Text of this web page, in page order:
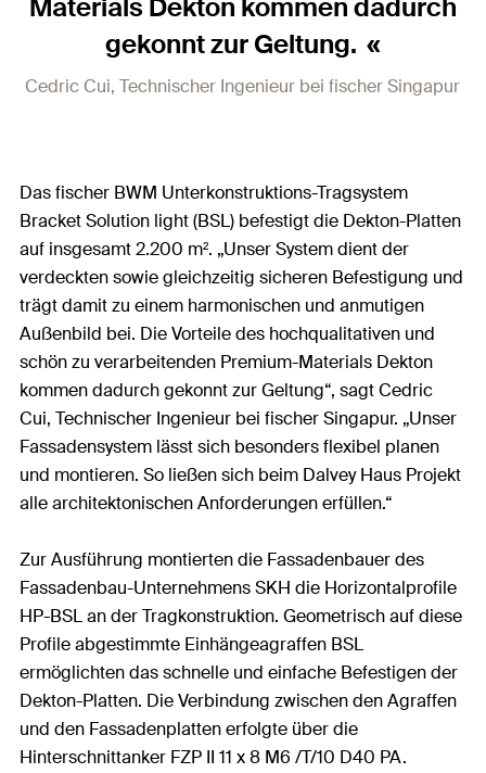
Materials Dekton kommen dadurch
gekonnt zur Geltung.
Cedric Cui, Technischer Ingenieur bei fischer Singapur
Das fischer BWM Unterkonstruktions-Tragsystem
Bracket Solution light (BSL) befestigt die Dekton-Platten
auf insgesamt 2.200 m². „Unser System dient der
verdeckten sowie gleichzeitig sicheren Befestigung und
trägt damit zu einem harmonischen und anmutigen
Außenbild bei. Die Vorteile des hochqualitativen und
schön zu verarbeitenden Premium-Materials Dekton
kommen dadurch gekonnt zur Geltung“, sagt Cedric
Cui, Technischer Ingenieur bei fischer Singapur. „Unser
Fassadensystem lässt sich besonders flexibel planen
und montieren. So ließen sich beim Dalvey Haus Projekt
alle architektonischen Anforderungen erfüllen.“
Zur Ausführung montierten die Fassadenbauer des
Fassadenbau-Unternehmens SKH die Horizontalprofile
HP-BSL an der Tragkonstruktion. Geometrisch auf diese
Profile abgestimmte Einhängeagraffen BSL
ermöglichten das schnelle und einfache Befestigen der
Dekton-Platten. Die Verbindung zwischen den Agraffen
und den Fassadenplatten erfolgte über die
Hinterschnittanker FZP II 11 x 8 M6 /T/10 D40 PA.